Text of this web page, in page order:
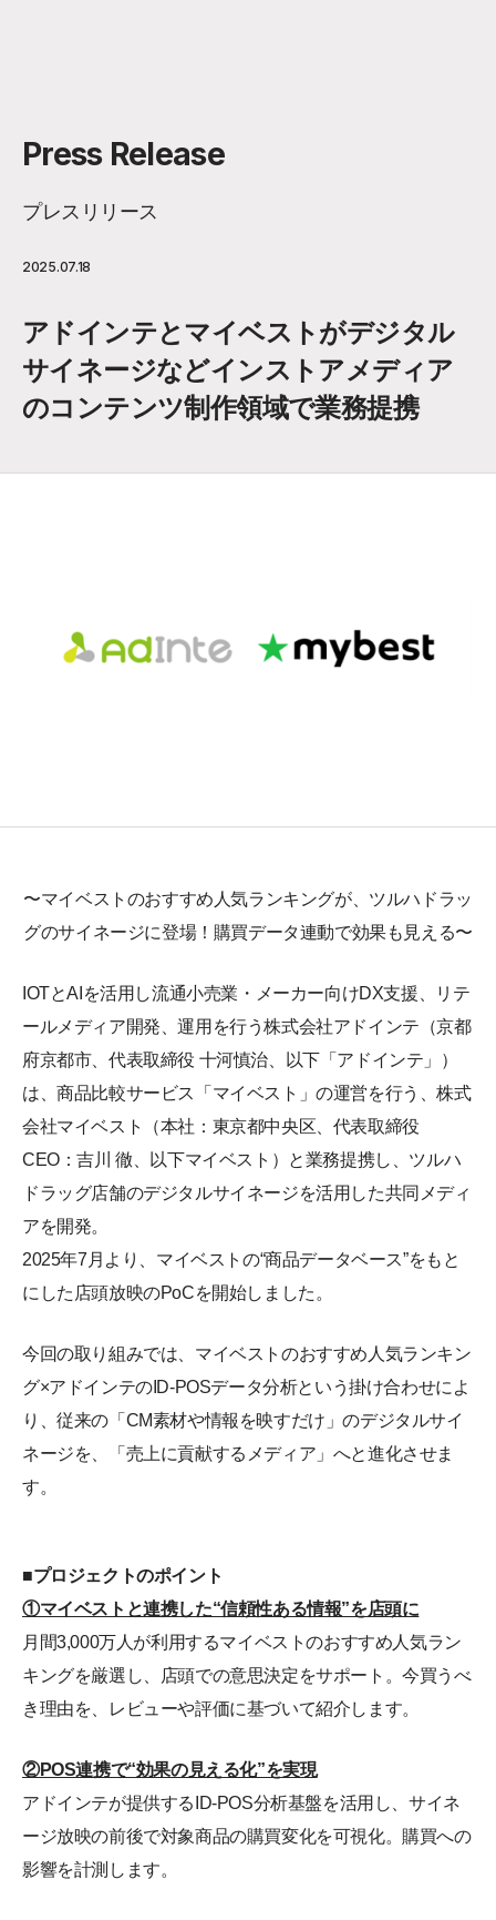
Press Release
プレスリリース
2025.07.18
アドインテとマイベストがデジタル
サイネージなどインストアメディア
のコンテンツ制作領域で業務提携
〜マイベストのおすすめ人気ランキングが、ツルハドラッ
グのサイネージに登場！購買データ連動で効果も見える〜
IOTとAIを活用し流通小売業・メーカー向けDX支援、リテ
ールメディア開発、運用を行う株式会社アドインテ（京都
府京都市、代表取締役 十河慎治、以下「アドインテ」）
は、商品比較サービス「マイベスト」の運営を行う、株式
会社マイベスト（本社：東京都中央区、代表取締役
CEO：吉川 徹、以下マイベスト）と業務提携し、ツルハ
ドラッグ店舗のデジタルサイネージを活用した共同メディ
アを開発。
2025年7月より、マイベストの“商品データベース”をもと
にした店頭放映のPoCを開始しました。
今回の取り組みでは、マイベストのおすすめ人気ランキン
グ×アドインテのID-POSデータ分析という掛け合わせによ
り、従来の「CM素材や情報を映すだけ」のデジタルサイ
ネージを、「売上に貢献するメディア」へと進化させま
す。
■プロジェクトのポイント
①マイベストと連携した“信頼性ある情報”を店頭に
月間3,000万人が利用するマイベストのおすすめ人気ラン
キングを厳選し、店頭での意思決定をサポート。今買うべ
き理由を、レビューや評価に基づいて紹介します。
②POS連携で“効果の見える化”を実現
アドインテが提供するID-POS分析基盤を活用し、サイネ
ージ放映の前後で対象商品の購買変化を可視化。購買への
影響を計測します。